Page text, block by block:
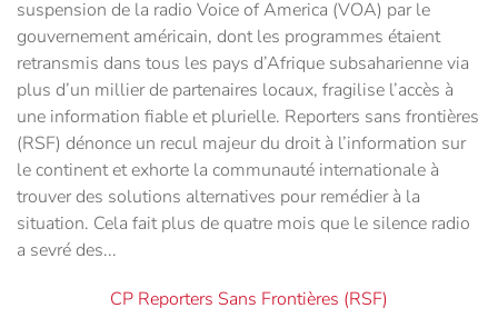
suspension de la radio Voice of America (VOA) par le
gouvernement américain, dont les programmes étaient
retransmis dans tous les pays d’Afrique subsaharienne via
plus d’un millier de partenaires locaux, fragilise l’accès à
une information fiable et plurielle. Reporters sans frontières
(RSF) dénonce un recul majeur du droit à l’information sur
le continent et exhorte la communauté internationale à
trouver des solutions alternatives pour remédier à la
situation. Cela fait plus de quatre mois que le silence radio
a sevré des...
CP Reporters Sans Frontières (RSF)